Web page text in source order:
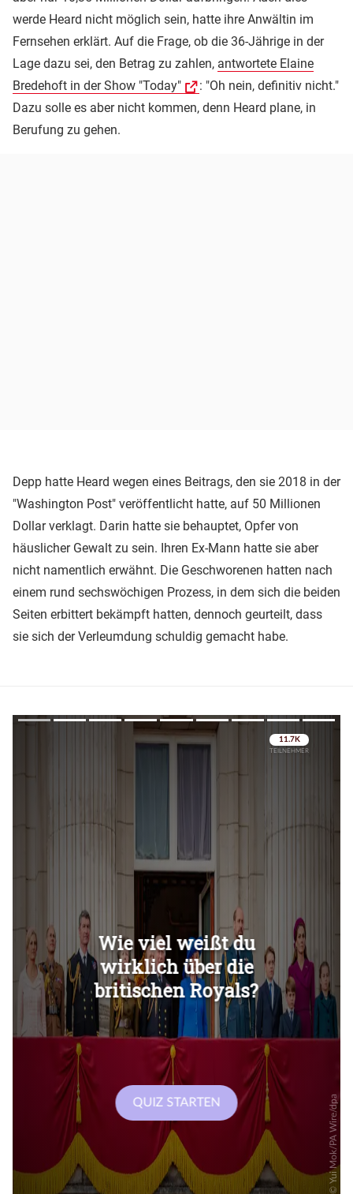
werde Heard nicht möglich sein, hatte ihre Anwältin im
Fernsehen erklärt. Auf die Frage, ob die 36-Jährige in der
Lage dazu sei, den Betrag zu zahlen, antwortete Elaine
Bredehoft in der Show "Today"
: "Oh nein, definitiv nicht."
Dazu solle es aber nicht kommen, denn Heard plane, in
Berufung zu gehen.
Depp hatte Heard wegen eines Beitrags, den sie 2018 in der
"Washington Post" veröffentlicht hatte, auf 50 Millionen
Dollar verklagt. Darin hatte sie behauptet, Opfer von
häuslicher Gewalt zu sein. Ihren Ex-Mann hatte sie aber
nicht namentlich erwähnt. Die Geschworenen hatten nach
einem rund sechswöchigen Prozess, in dem sich die beiden
Seiten erbittert bekämpft hatten, dennoch geurteilt, dass
sie sich der Verleumdung schuldig gemacht habe.
Überspringen